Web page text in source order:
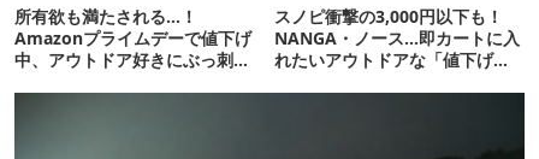
所有欲も満たされる…！
Amazonプライムデーで値下げ
中、アウトドア好きにぶっ刺さ
スノピ衝撃の3,000円以下も！
NANGA・ノース…即カートに入
れたいアウトドアな「値下げ夏